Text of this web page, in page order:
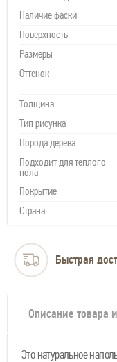
Наличие фаски
Поверхность
Размеры
Оттенок
Толщина
Тип рисунка
Порода дерева
Подходит для теплого
пола
Покрытие
Страна
Быстрая
Описание товара
Это натуральное